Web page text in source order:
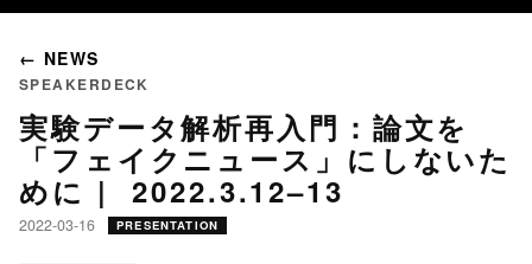
← NEWS
SPEAKERDECK
実験データ解析再入門：論文を
「フェイクニュース」にしないた
めに | 2022.3.12–13
2022-03-16 PRESENTATION